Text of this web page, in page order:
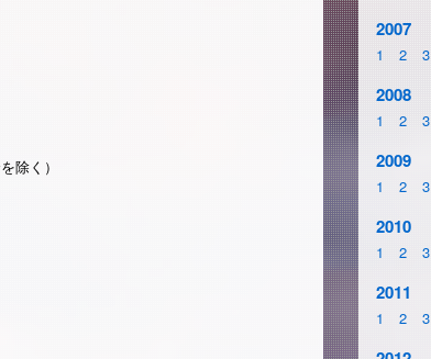
除く）
2007
1 2 3
2008
1 2 3
2009
1 2 3
2010
1 2 3
2011
1 2 3